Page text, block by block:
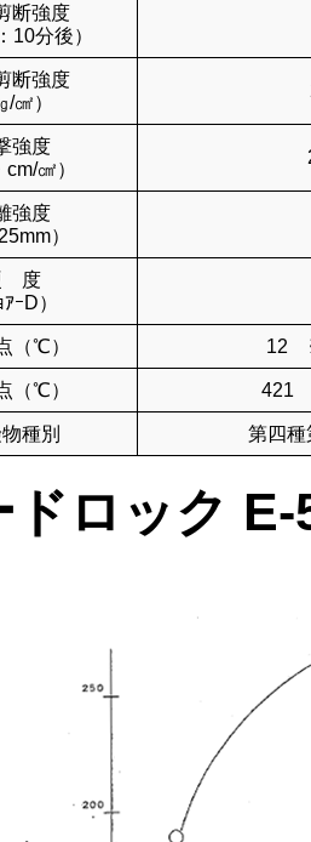
断強度
10分後）
断強度
/㎠）
強度
cm/㎠）
強度
）
度
ｱｰD）
（℃） 12
（℃） 421
種別 第四種
ドロック